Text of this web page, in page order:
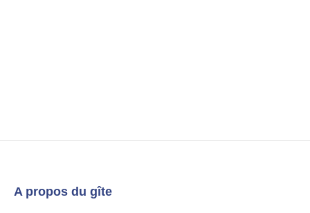
A propos du gîte